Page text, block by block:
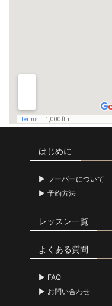
はじめに
フーバーについて
予約方法
レッスン一覧
よくある質問
FAQ
お問い合わせ